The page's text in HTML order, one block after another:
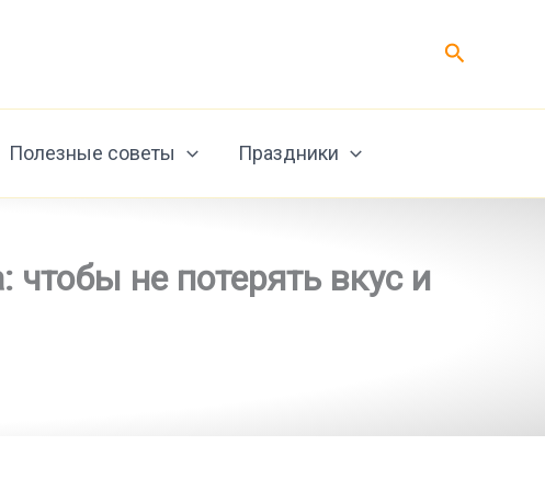
Поиск
Полезные советы Праздники
не потерять вкус и